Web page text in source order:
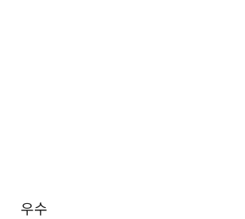
우수